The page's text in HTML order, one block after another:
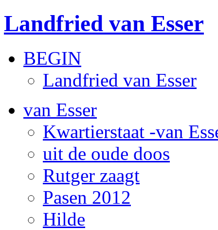
Landfried van Esser
BEGIN
Landfried van Esser
van Esser
Kwartierstaat -van
uit de oude doos
Rutger zaagt
Pasen 2012
Hilde